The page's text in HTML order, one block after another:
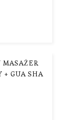
MASAŻER
+ GUA SHA